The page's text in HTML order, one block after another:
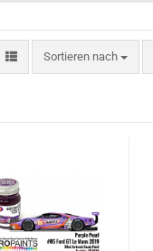
Sortieren nach
Sortieren nach